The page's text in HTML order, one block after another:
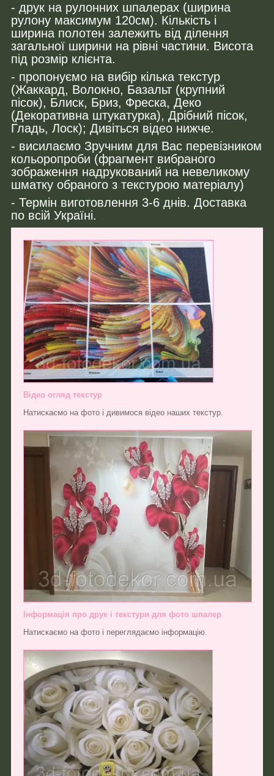
- друк на рулонних шпалерах (ширина
рулону максимум 120см). Кількість і
ширина полотен залежить від ділення
загальної ширини на рівні частини. Висота
під розмір клієнта.
- пропонуємо на вибір кілька текстур
(Жаккард, Волокно, Базальт (крупний
пісок), Блиск, Бриз, Фреска, Деко
(Декоративна штукатурка), Дрібний пісок,
Гладь, Лоск); Дивіться відео нижче.
- висилаємо Зручним для Вас перевізником
кольоропроби (фрагмент вибраного
зображення надрукований на невеликому
шматку обраного з текстурою матеріалу)
- Термін виготовлення 3-6 днів. Доставка
по всій Україні.
Відео огляд текстур
Натискаємо на фото і дивимося відео наших текстур.
Інформація про друк і текстури для фото шпалер
Натискаємо на фото і переглядаємо інформацію.